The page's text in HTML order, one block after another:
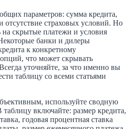
параметров: сумма кредита,
отсутствие страховых условий. Но
на скрытые платежи и условия
банки и дилеры
к конкретному
что может скрывать
уточняйте, за что именно вы
таблицу со всеми статьями
используйте сводную
таблицу включайте: размер кредита,
годовая процентная ставка